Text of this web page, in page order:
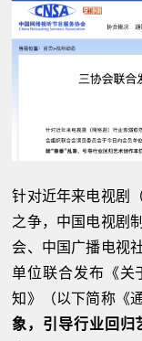
针对近年来电视剧
之争，中国电视剧
会、中国广播电视
单位联合发布《关
知》（以下简称《
象，引导行业回归